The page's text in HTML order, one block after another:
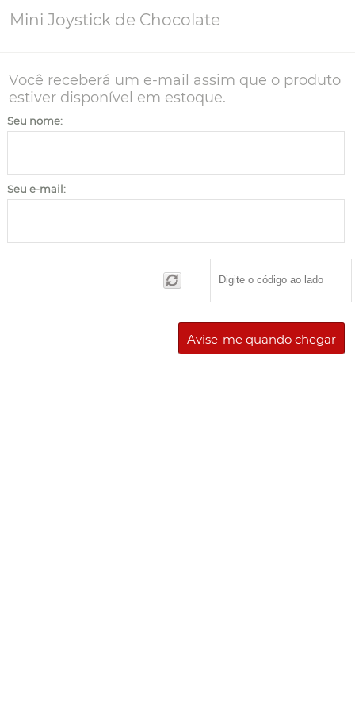
Mini Joystick de Chocolate
Você receberá um e-mail assim que o produto
estiver disponível em estoque.
Seu nome:
Seu e-mail:
Avise-me quando chegar